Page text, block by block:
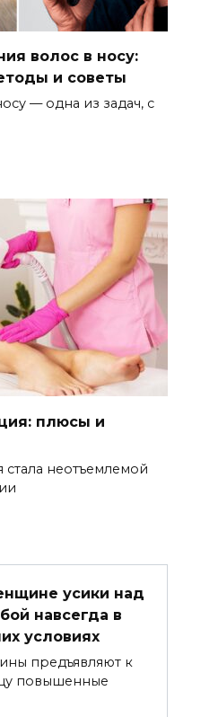
волос в носу:
и советы
— одна из задач, с
плюсы и
неотъемлемой
усики над
навсегда в
условиях
предъявляют к
повышенные